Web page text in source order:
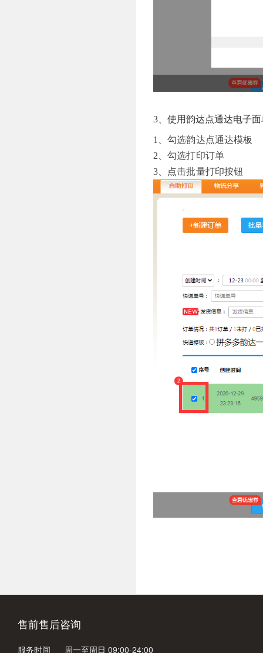
3、使用韵达点通达电子
1、勾选韵达点通达模板
2、勾选打印订单
3、点击批量打印按钮
售前售后咨询
服务时间 周一至周日 09:00-24:00